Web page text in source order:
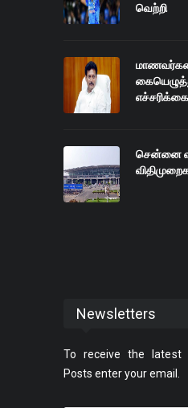
வெற்றி
எச்சரிக்கை
சென்னை
Newsletters
To receive the latest
Posts enter your email.